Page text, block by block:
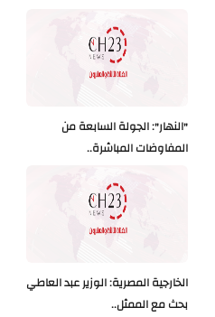
"النهار": الجولة السابعة من
المفاوضات المباشرة..
الخارجية المصرية: الوزير عبد العاطي
بحث مع الممثل..